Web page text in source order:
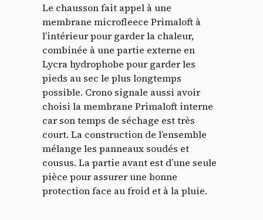
Le chausson fait appel à une
membrane microfleece Primaloft à
l’intérieur pour garder la chaleur,
combinée à une partie externe en
Lycra hydrophobe pour garder les
pieds au sec le plus longtemps
possible. Crono signale aussi avoir
choisi la membrane Primaloft interne
car son temps de séchage est très
court. La construction de l’ensemble
mélange les panneaux soudés et
cousus. La partie avant est d’une seule
pièce pour assurer une bonne
protection face au froid et à la pluie.